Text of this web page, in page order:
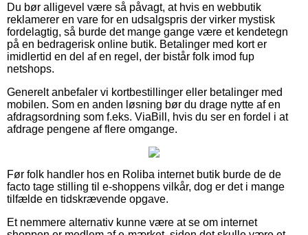
Du bør alligevel være så påvagt, at hvis en webbutik
reklamerer en vare for en udsalgspris der virker mystisk
fordelagtig, så burde det mange gange være et kendetegn
på en bedragerisk online butik. Betalinger med kort er
imidlertid en del af en regel, der bistår folk imod fup
netshops.
Generelt anbefaler vi kortbestillinger eller betalinger med
mobilen. Som en anden løsning bør du drage nytte af en
afdragsordning som f.eks. ViaBill, hvis du ser en fordel i at
afdrage pengene af flere omgange.
Før folk handler hos en Roliba internet butik burde de de
facto tage stilling til e-shoppens vilkår, dog er det i mange
tilfælde en tidskrævende opgave.
Et nemmere alternativ kunne være at se om internet